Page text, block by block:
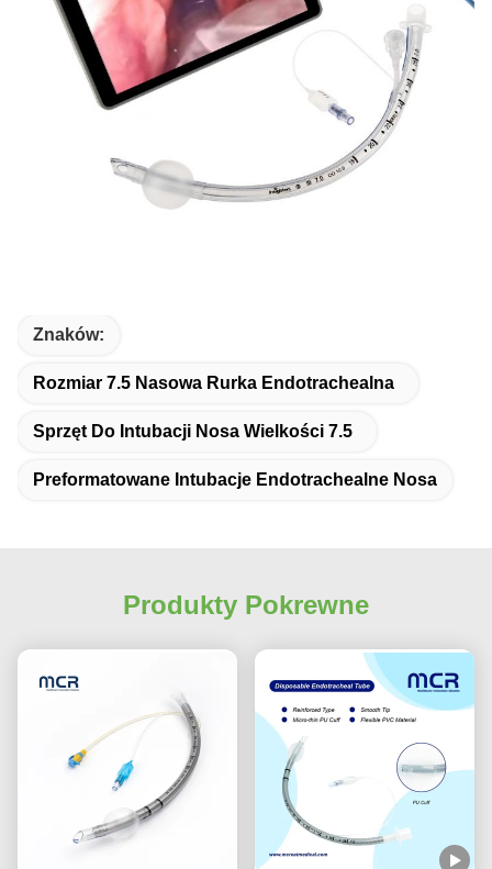
Znaków:
Rozmiar 7.5 Nasowa Rurka Endotrachealna
Sprzęt Do Intubacji Nosa Wielkości 7.5
Preformatowane Intubacje Endotrachealne Nosa
Produkty Pokrewne